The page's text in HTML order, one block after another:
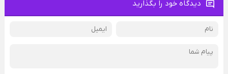
دیدگاه خود را بگذارید